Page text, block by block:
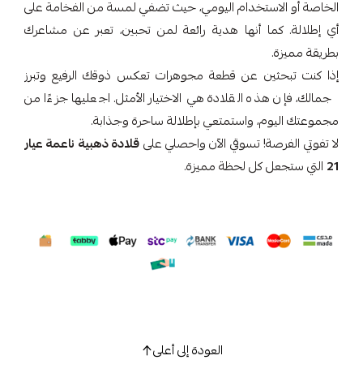
الخاصة أو الاستخدام اليومي، حيث تضفي لمسة من الفخامة على
أي إطلالة. كما أنها هدية رائعة لمن تحبين، تعبر عن مشاعرك
بطريقة مميزة.
إذا كنت تبحثين عن قطعة مجوهرات تعكس ذوقك الرفيع وتبرز
جمالك، فإن هذه القلادة هي الاختيار الأمثل. اجعليها جزءًا من
مجموعتك اليوم، واستمتعي بإطلالة ساحرة وجذابة.
لا تفوتي الفرصة! تسوقي الآن واحصلي علىقلادة ذهبية ناعمة عيار
21 التي ستجعل كل لحظة مميزة.
العودة إلى أعلى